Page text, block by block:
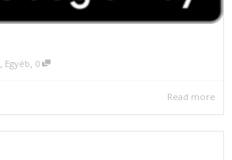
, Egyéb, 0
Read more